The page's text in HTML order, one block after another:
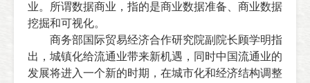
业。所谓数据商业，指的是商业数据准备、商业数据
挖掘和可视化。
商务部国际贸易经济合作研究院副院长顾学明指
出，城镇化给流通业带来新机遇，同时中国流通业的
发展将进入一个新的时期，在城市化和经济结构调整